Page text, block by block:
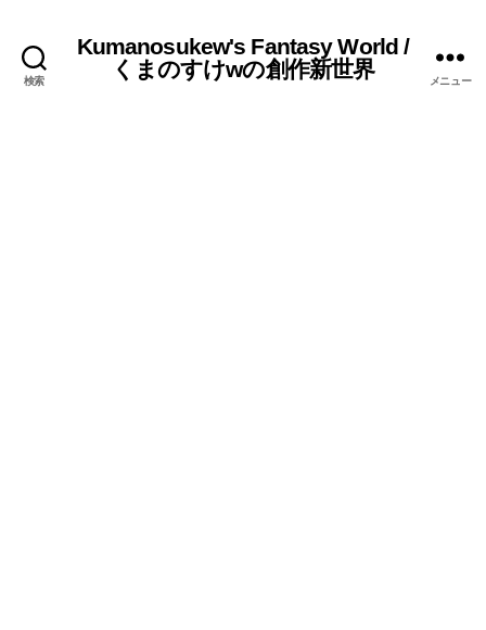
検索
Kumanosukew's Fantasy World /
くまのすけwの創作新世界
メニュー